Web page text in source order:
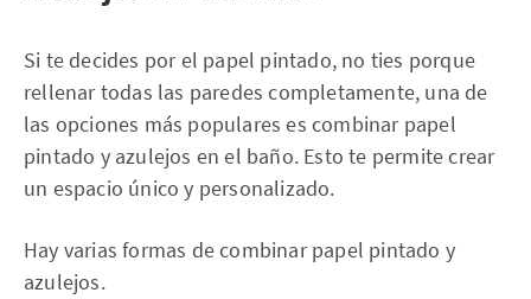
Si te decides por el papel pintado, no ties porque
rellenar todas las paredes completamente, una de
las opciones más populares es combinar papel
pintado y azulejos en el baño. Esto te permite crear
un espacio único y personalizado.
Hay varias formas de combinar papel pintado y
azulejos.